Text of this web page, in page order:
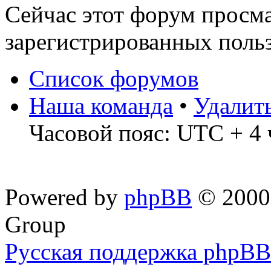
Сейчас этот форум
зарегистрированных
Список форумов
Наша команда •
Часовой пояс: UTC + 4
Powered by phpBB ©
Group
Русская поддержка phpBB